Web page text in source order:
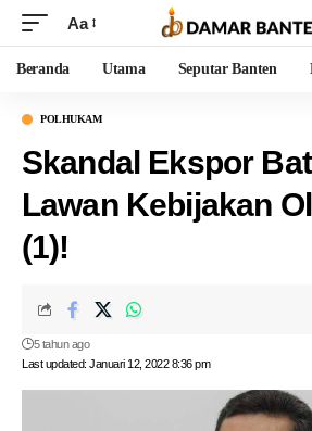
Aa
Beranda Utama Seputar Banten
POLHUKAM
Skandal Ekspor
Lawan Kebijakan
(1)!
Last updated: Januari 12, 2022 8:36 pm
5 tahun ago